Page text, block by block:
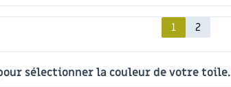
1 2
sélectionner la couleur de votre toile.